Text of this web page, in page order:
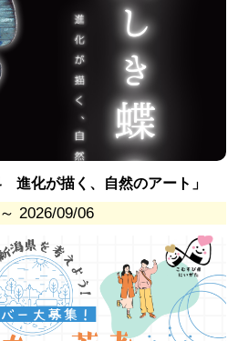
進化が描く、自然のアート」
2026/09/06